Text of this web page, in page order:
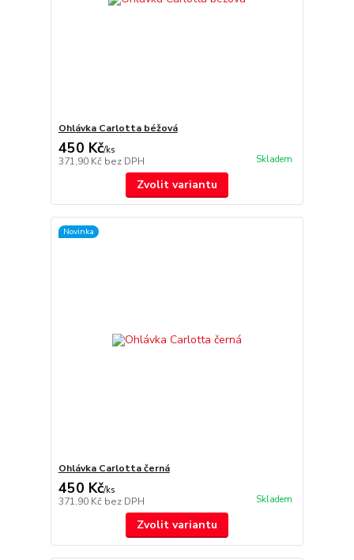
Ohlávka Carlotta béžová
450 Kč/ks
371,90 Kč bez DPH Skladem
Zvolit variantu
Novinka
Ohlávka Carlotta černá
450 Kč/ks
371,90 Kč bez DPH Skladem
Zvolit variantu